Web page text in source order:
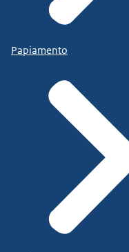
Papiamento